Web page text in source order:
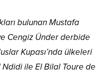
bulunan Mustafa
Cengiz Ünder derbide
Kupası’nda ülkeleri
ile El Bilal Toure de